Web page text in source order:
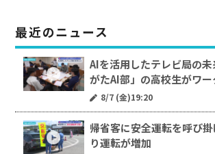
最近のニュース
AIを活用したテレビ局の未
がたAI部」の高校生がワ
8/7 (金)19:20
帰省客に安全運転を呼び
り運転が増加